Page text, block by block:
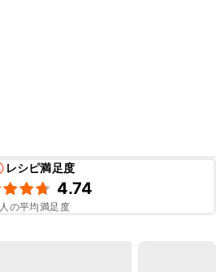
レシピ満足度
4.74
人の平均満足度